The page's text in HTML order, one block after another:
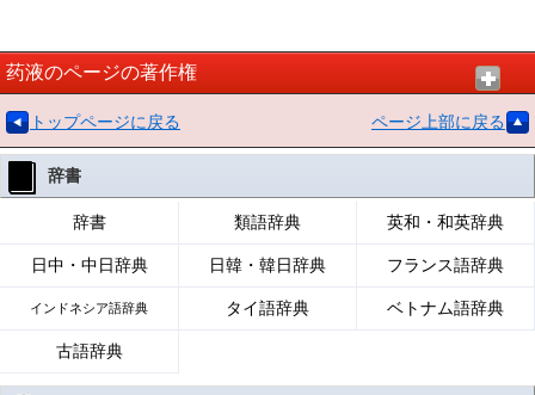
药液のページの著作権
トップページに戻る ページ上部に戻る
辞書
辞書 類語辞典 英和・和英辞典
日中・中日辞典 日韓・韓日辞典 フランス語辞典
インドネシア語辞典 タイ語辞典 ベトナム語辞典
古語辞典